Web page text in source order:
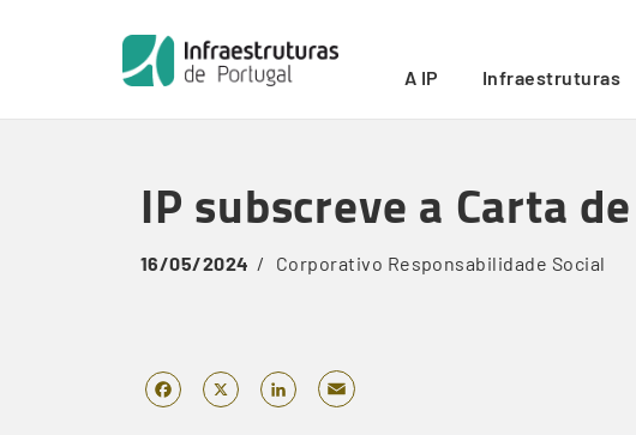
A IP Infraestruturas
Breadcrumb
IP subscreve a Carta de Princípios do BCSD
IP subscreve a Carta
16/05/2024 Corporativo Responsabilidade Social
Facebook
X LinkedIn